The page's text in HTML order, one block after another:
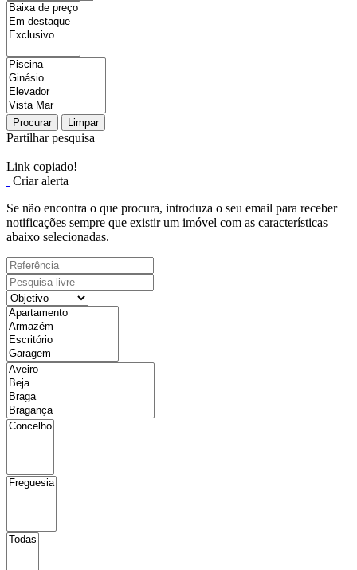
Procurar Limpar
Partilhar pesquisa
Link copiado!
Criar alerta
Se não encontra o que procura, introduza o seu email para receber
notificações sempre que existir um imóvel com as características
abaixo selecionadas.